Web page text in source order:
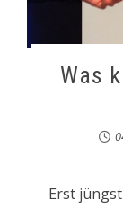
Was
Erst